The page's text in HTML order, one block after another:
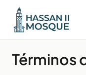
Términos